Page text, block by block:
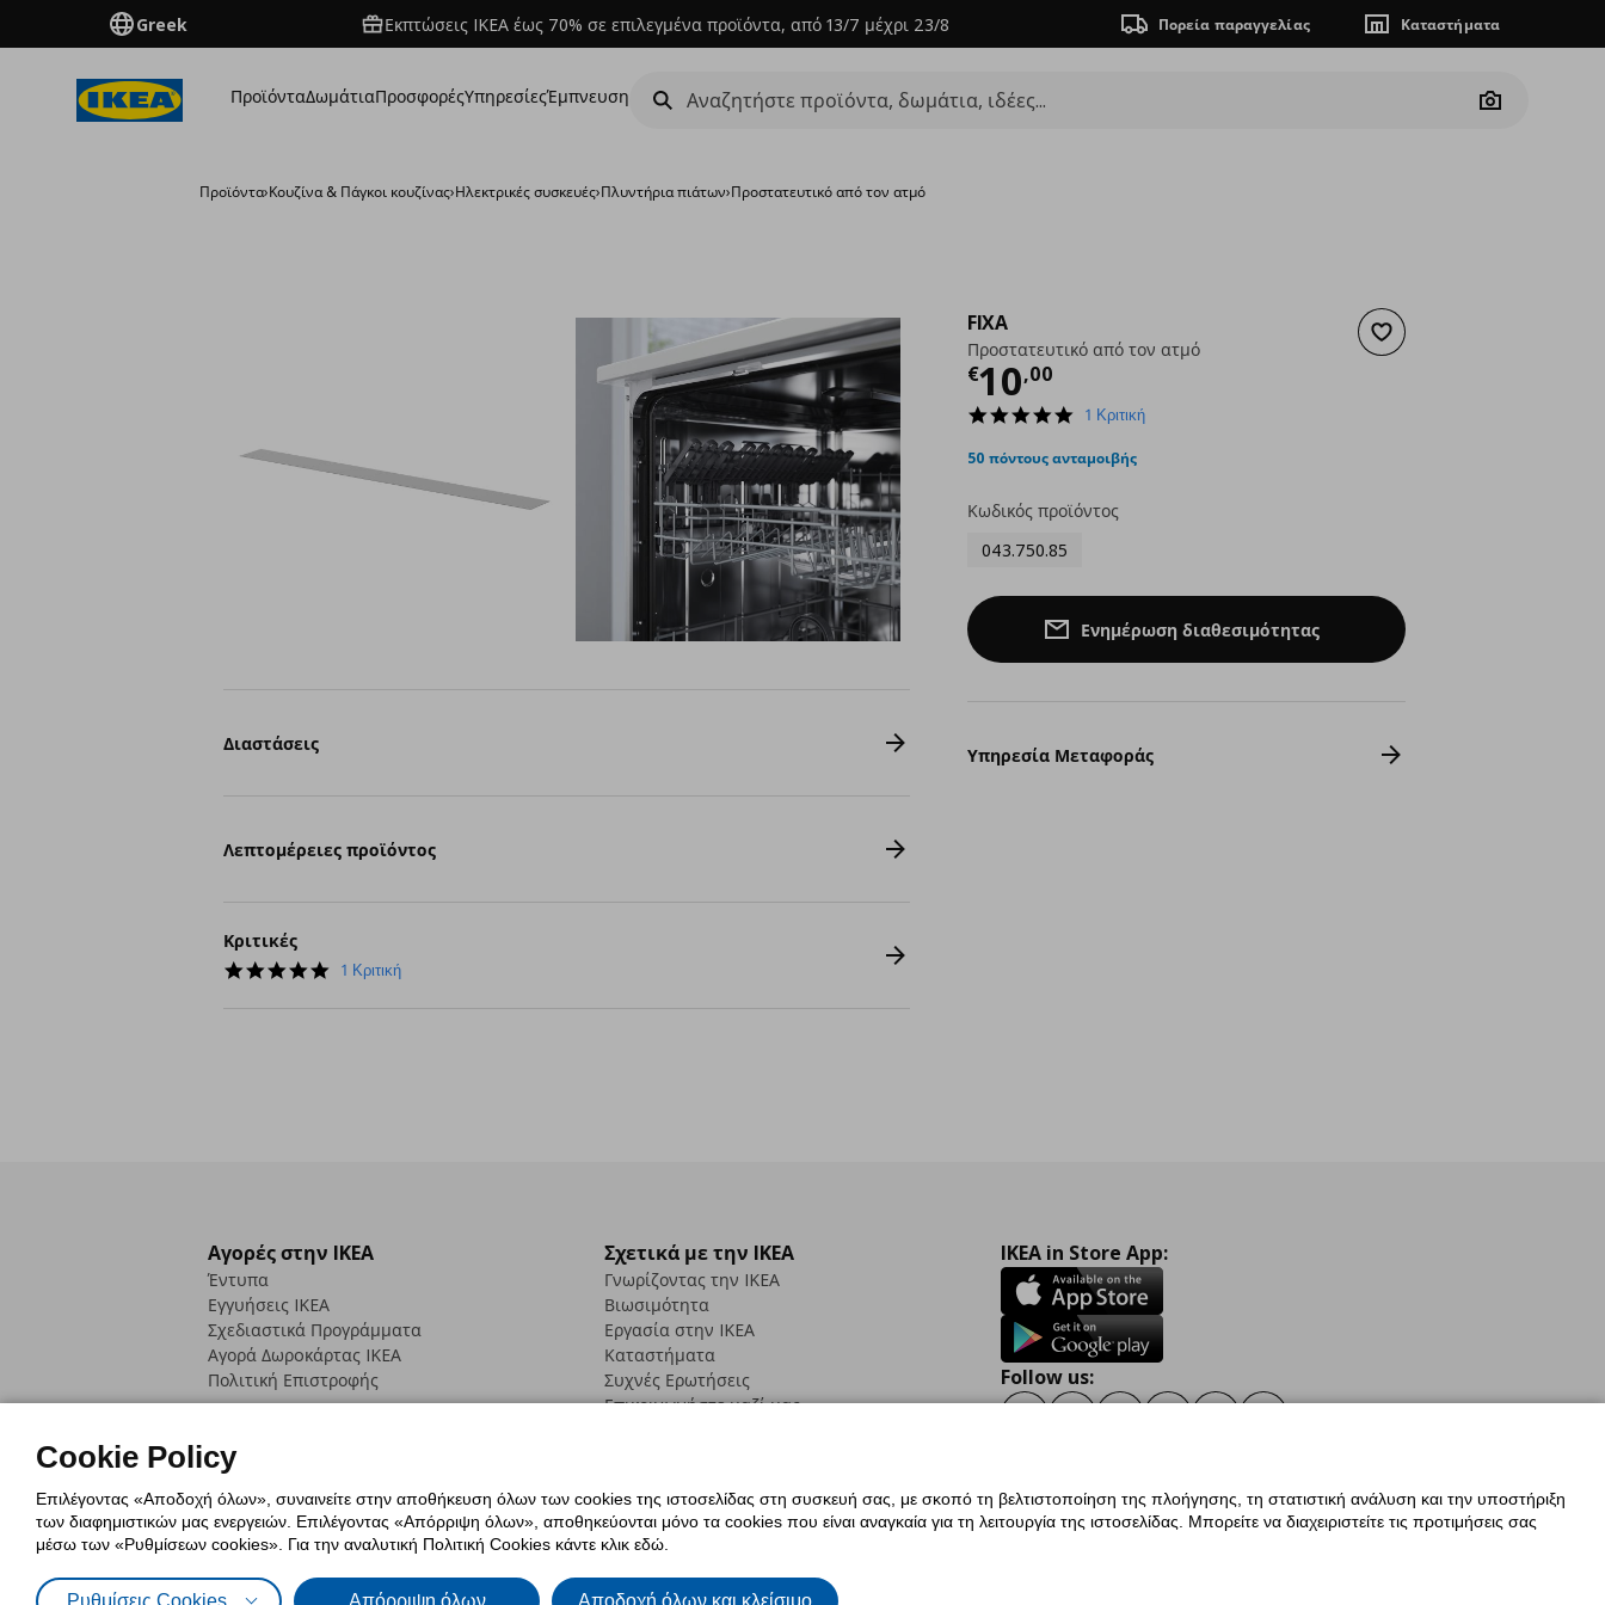
Greek Εκπτώσεις IKEA έως 70% σε επιλεγμένα προϊόντα, από 13/7 μέχρι 23/8 Πορεία παραγγελίας Καταστήματα
ΠροϊόνταΔωμάτιαΠροσφορέςΥπηρεσίεςΈμπνευση
Camera
Προϊόντα›Κουζίνα & Πάγκοι κουζίνας›Ηλεκτρικές συσκευές›Πλυντήρια πιάτων›Προστατευτικό από τον ατμό
Προσθήκη στα αγαπημένα
FIXA
Προστατευτικό από τον ατμό
€10,00
Τρέχουσα τιμή
5.0
rating
1 Κριτική
50 πόντους ανταμοιβής
Κωδικός προϊόντος
043.750.85
Ενημέρωση διαθεσιμότητας
Υπηρεσία Μεταφοράς
Διαστάσεις
Λεπτομέρειες προϊόντος
Κριτικές
5.0
1 Κριτική
Αγορές στην IKEA
Έντυπα
Εγγυήσεις IKEA
Σχεδιαστικά Προγράμματα
Αγορά Δωρoκάρτας IKEA
Πολιτική Επιστροφής
Σχετικά με την IKEA
Γνωρίζοντας την IKEA
Βιωσιμότητα
Εργασία στην IKEA
Καταστήματα
Συχνές Ερωτήσεις
Επικοινωνήστε μαζί μας
IKEA in Store App:
Follow us:
Πολιτική Cookies Δήλωση ψηφιακής προσβασιμότητας
Γενική Πολιτική Προσωπικών Δεδομένων
Cookie Policy
Επιλέγοντας «Αποδοχή όλων», συναινείτε στην αποθήκευση όλων των cookies της ιστοσελίδας στη συσκευή σας, με σκοπό τη βελτιστοποίηση της πλοήγησης, τη στατιστική ανάλυση και την υποστήριξη
των διαφημιστικών μας ενεργειών. Επιλέγοντας «Απόρριψη όλων», αποθηκεύονται μόνο τα cookies που είναι αναγκαία για τη λειτουργία της ιστοσελίδας. Μπορείτε να διαχειριστείτε τις προτιμήσεις σας
μέσω των «Ρυθμίσεων cookies». Για την αναλυτική Πολιτική Cookies κάντε κλικ εδώ.
Ρυθμίσεις Cookies Απόρριψη όλων Αποδοχή όλων και κλείσιμο